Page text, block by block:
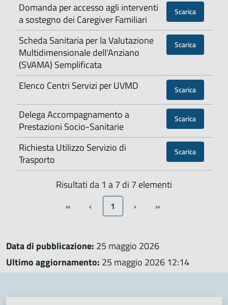
Domanda per accesso agli interventi
a sostegno dei Caregiver Familiari
Scarica
Scheda Sanitaria per la Valutazione
Multidimensionale dell'Anziano
(SVAMA) Semplificata
Scarica
Elenco Centri Servizi per UVMD Scarica
Delega Accompagnamento a
Prestazioni Socio-Sanitarie
Scarica
Richiesta Utilizzo Servizio di
Trasporto
Scarica
Risultati da 1 a 7 di 7 elementi
« ‹ 1 › »
Data di pubblicazione: 25 maggio 2026
Ultimo aggiornamento: 25 maggio 2026 12:14